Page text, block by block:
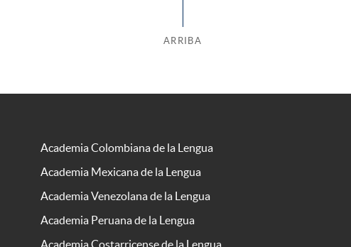
ARRIBA
Academia Colombiana de la Lengua
Academia Mexicana de la Lengua
Academia Venezolana de la Lengua
Academia Peruana de la Lengua
Academia Costarricense de la Lengua